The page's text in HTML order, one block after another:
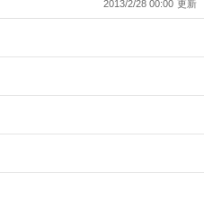
2013/2/28 00:00